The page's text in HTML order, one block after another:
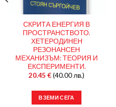
СКРИТА ЕНЕРГИЯ В
ПРОСТРАНСТВОТО.
ХЕТЕРОДИНЕН
РЕЗОНАНСЕН
МЕХАНИЗЪМ: ТЕОРИЯ И
ЕКСПЕРИМЕНТИ.
20.45 €(40.00 лв.)
ВЗЕМИ СЕГА